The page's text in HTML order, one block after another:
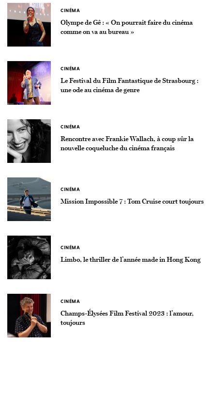
CINÉMA
Olympe de Gê : « On pourrait faire du cinéma
comme on va au bureau »
CINÉMA
Le Festival du Film Fantastique de Strasbourg :
une ode au cinéma de genre
CINÉMA
Rencontre avec Frankie Wallach, à coup sûr la
nouvelle coqueluche du cinéma français
CINÉMA
Mission Impossible 7 : Tom Cruise court toujours
CINÉMA
Limbo, le thriller de l’année made in Hong Kong
CINÉMA
Champs-Élysées Film Festival 2023 : l’amour,
toujours